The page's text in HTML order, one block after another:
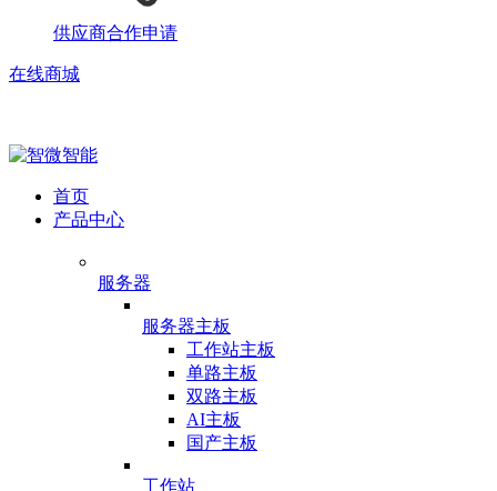
供应商合作申请
在线商城
首页
产品中心
服务器
服务器主板
工作站主板
单路主板
双路主板
AI主板
国产主板
工作站